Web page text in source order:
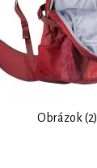
Obrázok (2)